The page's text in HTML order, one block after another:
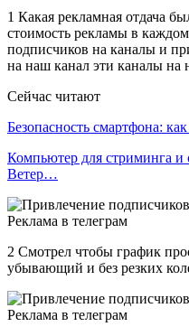
1 Какая рекламная отдача
стоимость рекламы в
подписчиков на каналы и
на наш канал эти каналы на
Сейчас читают
Безопасность смартфона:
Компьютер для стриминга и
Ветер…
2 Смотрел чтобы график
убывающий и без резких